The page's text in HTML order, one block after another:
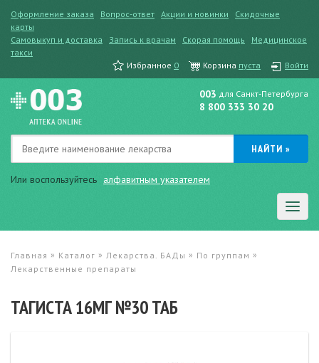
Оформление заказа Вопрос-ответ Акции и новинки
Скидочные
карты
Самовыкуп и доставка
Запись к врачам Скорая помощь
Медицинское
такси
Избранное 0 Корзина пуста Войти
Или воспользуйтесь алфавитным указателем
003 для Санкт-Петербурга
8 800 333 30 20
Главная » Каталог » Лекарства. БАДы » По группам »
Лекарственные препараты
ТАГИСТА 16МГ №30 ТАБ